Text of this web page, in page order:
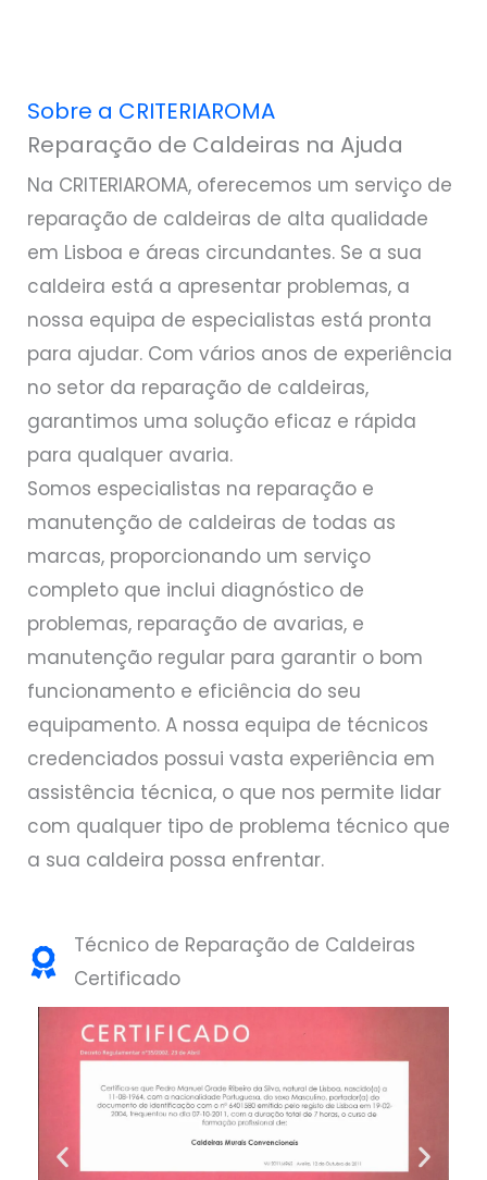
Sobre a CRITERIAROMA
Reparação de Caldeiras na Ajuda
Na CRITERIAROMA, oferecemos um serviço de
reparação de caldeiras de alta qualidade
em Lisboa e áreas circundantes. Se a sua
caldeira está a apresentar problemas, a
nossa equipa de especialistas está pronta
para ajudar. Com vários anos de experiência
no setor da reparação de caldeiras,
garantimos uma solução eficaz e rápida
para qualquer avaria.
Somos especialistas na reparação e
manutenção de caldeiras de todas as
marcas, proporcionando um serviço
completo que inclui diagnóstico de
problemas, reparação de avarias, e
manutenção regular para garantir o bom
funcionamento e eficiência do seu
equipamento. A nossa equipa de técnicos
credenciados possui vasta experiência em
assistência técnica, o que nos permite lidar
com qualquer tipo de problema técnico que
a sua caldeira possa enfrentar.
Técnico de Reparação de Caldeiras
Certificado